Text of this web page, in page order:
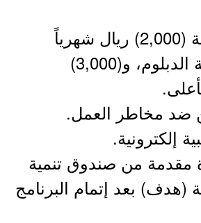
1 - مكافأة مالية (2,000) ريال شهرياً
للمتدرب لحملة الدبلوم، و(3,000)
مقدمة من صندوق تنمية
(هدف) بعد إتمام البرنامج